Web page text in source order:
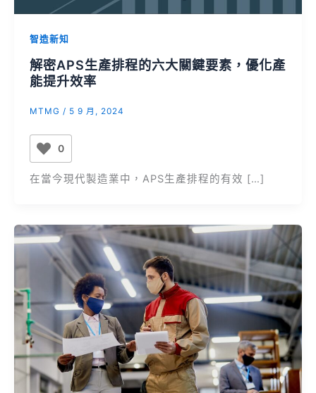
智造新知
解密APS生產排程的六大關鍵要素，優化產
能提升效率
MTMG / 5 9 月, 2024
0
在當今現代製造業中，APS生產排程的有效 […]